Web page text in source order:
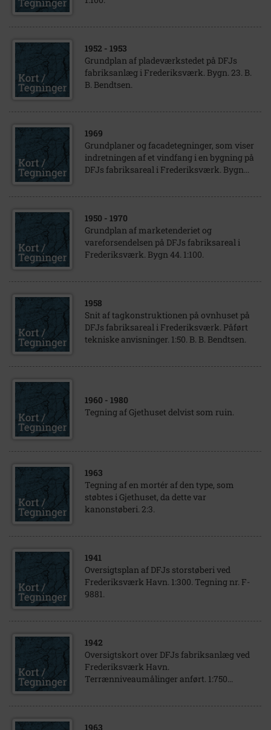
1952 - 1953
Grundplan af pladeværkstedet på DFJs
fabriksanlæg i Frederiksværk. Bygn. 23. B.
B. Bendtsen.
1969
Grundplaner og facadetegninger, som viser
indretningen af et vindfang i en bygning på
DFJs fabriksareal i Frederiksværk. Bygn...
1950 - 1970
Grundplan af marketenderiet og
vareforsendelsen på DFJs fabriksareal i
Frederiksværk. Bygn 44. 1:100.
1958
Snit af tagkonstruktionen på ovnhuset på
DFJs fabriksareal i Frederiksværk. Påført
tekniske anvisninger. 1:50. B. B. Bendtsen.
1960 - 1980
Tegning af Gjethuset delvist som ruin.
1963
Tegning af en mortér af den type, som
støbtes i Gjethuset, da dette var
kanonstøberi. 2:3.
1941
Oversigtsplan af DFJs storstøberi ved
Frederiksværk Havn. 1:300. Tegning nr. F-
9881.
1942
Oversigtskort over DFJs fabriksanlæg ved
Frederiksværk Havn.
Terrænniveaumålinger anført. 1:750...
1963